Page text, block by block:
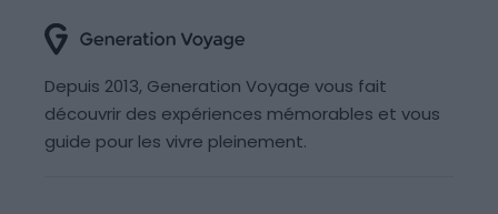
Depuis 2013, Generation Voyage vous fait
découvrir des expériences mémorables et vous
guide pour les vivre pleinement.